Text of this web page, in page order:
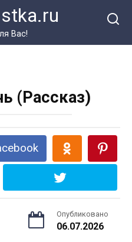
Вас!
(Рассказ)
Опубликовано
06.07.2026